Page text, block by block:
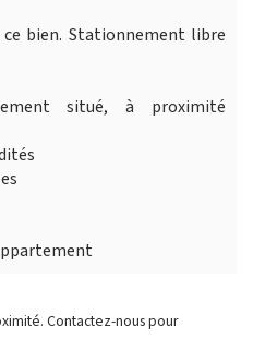
ce bien. Stationnement libre
situé, à proximité
Contactez-nous pour